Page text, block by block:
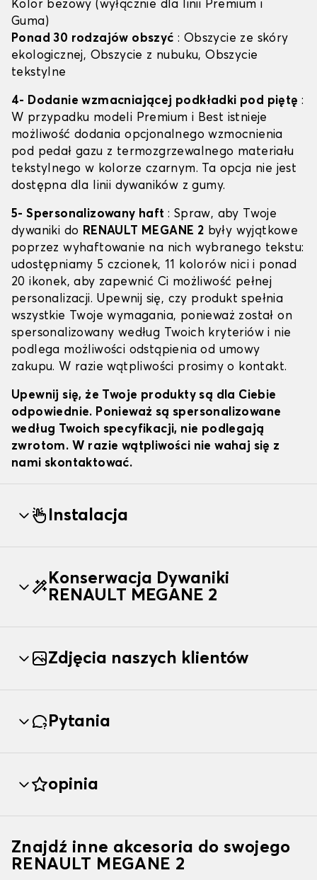
Kolor beżowy (wyłącznie dla linii Premium i
Guma)
Ponad 30 rodzajów obszyć : Obszycie ze skóry
ekologicznej, Obszycie z nubuku, Obszycie
tekstylne
4- Dodanie wzmacniającej podkładki pod piętę :
W przypadku modeli Premium i Best istnieje
możliwość dodania opcjonalnego wzmocnienia
pod pedał gazu z termozgrzewalnego materiału
tekstylnego w kolorze czarnym. Ta opcja nie jest
dostępna dla linii dywaników z gumy.
5- Spersonalizowany haft : Spraw, aby Twoje
dywaniki do RENAULT MEGANE 2 były wyjątkowe
poprzez wyhaftowanie na nich wybranego tekstu:
udostępniamy 5 czcionek, 11 kolorów nici i ponad
20 ikonek, aby zapewnić Ci możliwość pełnej
personalizacji. Upewnij się, czy produkt spełnia
wszystkie Twoje wymagania, ponieważ został on
spersonalizowany według Twoich kryteriów i nie
podlega możliwości odstąpienia od umowy
zakupu. W razie wątpliwości prosimy o kontakt.
Upewnij się, że Twoje produkty są dla Ciebie
odpowiednie. Ponieważ są spersonalizowane
według Twoich specyfikacji, nie podlegają
zwrotom. W razie wątpliwości nie wahaj się z
nami skontaktować.
Instalacja
Konserwacja Dywaniki
RENAULT MEGANE 2
Zdjęcia naszych klientów
Pytania
opinia
Znajdź inne akcesoria do swojego
RENAULT MEGANE 2